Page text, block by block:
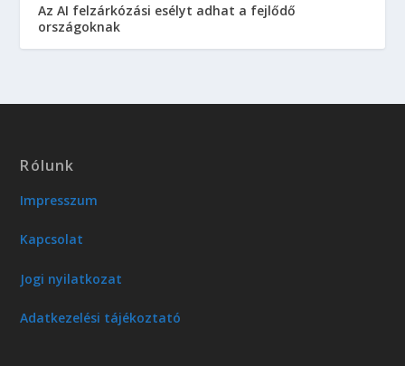
Az AI felzárkózási esélyt adhat a fejlődő
országoknak
Rólunk
Impresszum
Kapcsolat
Jogi nyilatkozat
Adatkezelési tájékoztató